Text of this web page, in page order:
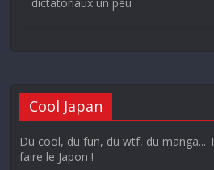
Cool Japan
Du cool, du fun, du wtf, du manga...
faire le Japon !